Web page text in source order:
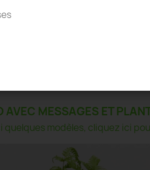
AVEC MESSAGES ET
quelques modèles, cliquez ici